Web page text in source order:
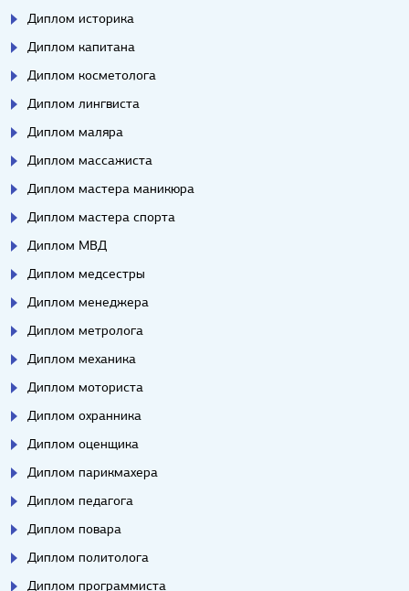
Диплом историка
Диплом капитана
Диплом косметолога
Диплом лингвиста
Диплом маляра
Диплом массажиста
Диплом мастера маникюра
Диплом мастера спорта
Диплом МВД
Диплом медсестры
Диплом менеджера
Диплом метролога
Диплом механика
Диплом моториста
Диплом охранника
Диплом оценщика
Диплом парикмахера
Диплом педагога
Диплом повара
Диплом политолога
Диплом программиста